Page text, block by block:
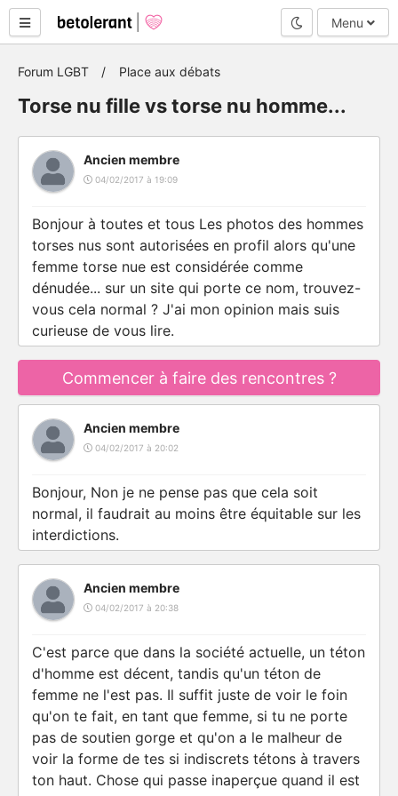
Mode nuit
Menu
Forum LGBT Place aux débats
Torse nu fille vs torse nu homme...
Ancien membre
04/02/2017 à 19:09
Bonjour à toutes et tous Les photos des hommes
torses nus sont autorisées en profil alors qu'une
femme torse nue est considérée comme
dénudée... sur un site qui porte ce nom, trouvez-
vous cela normal ? J'ai mon opinion mais suis
curieuse de vous lire.
Commencer à faire des rencontres ?
Ancien membre
04/02/2017 à 20:02
Bonjour, Non je ne pense pas que cela soit
normal, il faudrait au moins être équitable sur les
interdictions.
Ancien membre
04/02/2017 à 20:38
C'est parce que dans la société actuelle, un téton
d'homme est décent, tandis qu'un téton de
femme ne l'est pas. Il suffit juste de voir le foin
qu'on te fait, en tant que femme, si tu ne porte
pas de soutien gorge et qu'on a le malheur de
voir la forme de tes si indiscrets tétons à travers
ton haut. Chose qui passe inaperçue quand il est